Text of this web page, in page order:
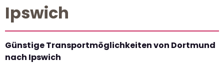
Ipswich
Günstige Transportmöglichkeiten von Dortmund
nach Ipswich